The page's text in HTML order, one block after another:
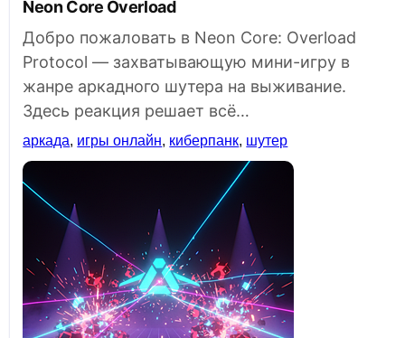
Neon Core Overload
Добро пожаловать в Neon Core: Overload
Protocol — захватывающую мини-игру в
жанре аркадного шутера на выживание.
Здесь реакция решает всё…
аркада, игры онлайн, киберпанк, шутер